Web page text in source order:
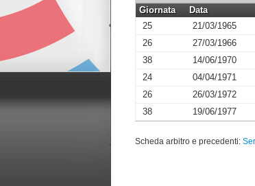
Giornata Data
25
21/03/1965
26
27/03/1966
38
14/06/1970
24
04/04/1971
26
26/03/1972
38
19/06/1977
Scheda arbitro e precedenti: